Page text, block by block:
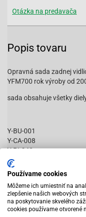
Otázka na predavača
Popis tovaru
Opravná sada zadnej
YFM700 rok výroby od
sada obsahuje všetky
Y-BU-001
Y-CA-008
Y-PI-040
Y-SE-005
Y-TW-008
93317-32231-00/ 93317-
Čítať viac
Používame cookies
Môžeme ich umiestniť na
zlepšenie našich webových
na poskytovanie skvelého
cookies používame otvorené